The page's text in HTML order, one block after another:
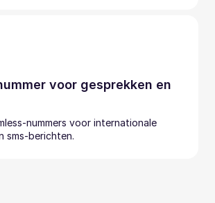
voor gesprekken en
nummers voor internationale
sms-berichten.